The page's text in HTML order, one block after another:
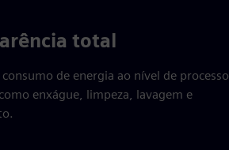
total
consumo de energia ao nível de processo
enxágue, limpeza, lavagem e